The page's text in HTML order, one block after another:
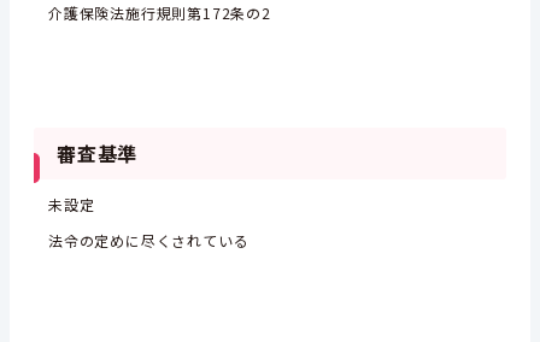
介護保険法施行規則第172条の2
審査基準
未設定
法令の定めに尽くされている